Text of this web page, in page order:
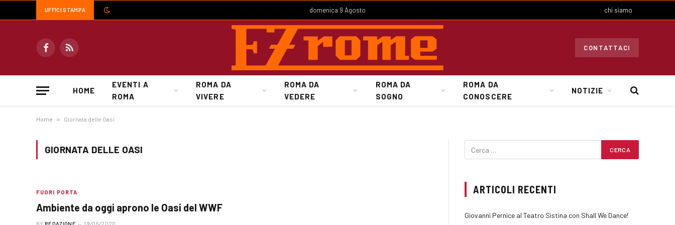
UFFICI STAMPA domenica 9 Agosto chi siamo
FacebookRSS
CONTATTACI
HOME
EVENTI A
ROMA
ROMA DA
VIVERE
ROMA DA
VEDERE
ROMA DA
SOGNO
ROMA DA
CONOSCERE
NOTIZIE
Home » Giornata delle Oasi
GIORNATA DELLE OASI
FUORI PORTA
Ambiente da oggi aprono le Oasi del WWF
ARTICOLI RECENTI
Giovanni Pernice al Teatro Sistina con Shall We Dance!